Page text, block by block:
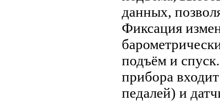
данных,
Фиксация
подъём и
прибора
педалей) и